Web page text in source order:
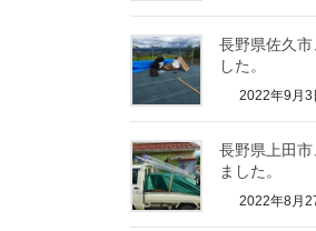
長野県佐久
した。
2022年9月3
長野県上田
ました。
2022年8月